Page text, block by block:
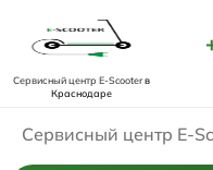
Сервисный центр E-Scooterв
Краснодаре
Сервисный центр E-